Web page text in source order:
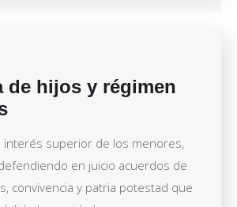
de hijos y régimen
interés superior de los menores,
en juicio acuerdos de
convivencia y patria potestad que